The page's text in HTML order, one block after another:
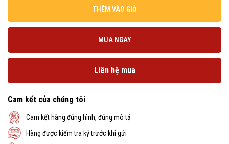
THÊM VÀO GIỎ
MUA NGAY
Liên hệ mua
Cam kết của chúng tôi
Cam kết hàng đúng hình, đúng mô tả
Hàng được kiểm tra kỹ trước khi gửi